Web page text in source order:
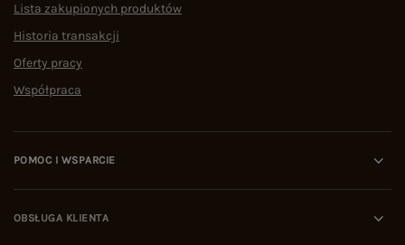
Lista zakupionych produktów
Historia transakcji
Oferty pracy
Współpraca
POMOC I WSPARCIE
OBSŁUGA KLIENTA